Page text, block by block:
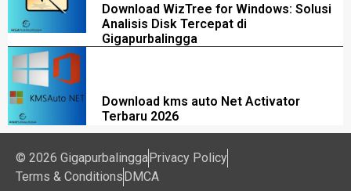
Download WizTree for Windows: Solusi
Analisis Disk Tercepat di
Gigapurbalingga
Download kms auto Net Activator
Terbaru 2026
© 2026 GigapurbalinggaPrivacy Policy
Terms & ConditionsDMCA